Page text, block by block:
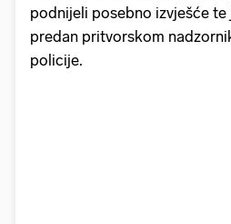
podnijeli posebno izvješće
predan pritvorskom
policije.